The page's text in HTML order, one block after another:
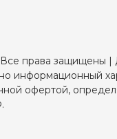
права защищены |
информационный
офертой,